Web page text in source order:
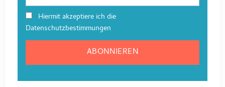
Hiermit akzeptiere ich die
Datenschutzbestimmungen